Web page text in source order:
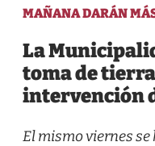
MAÑANA DARÁN
La
toma de
intervención
El mismo viernes